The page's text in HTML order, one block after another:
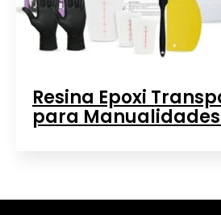
Resina Epoxi
para